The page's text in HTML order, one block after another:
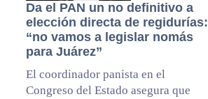
Da el PAN un no definitivo a
elección directa de regidurías:
“no vamos a legislar nomás
para Juárez”
El coordinador panista en el
Congreso del Estado asegura que